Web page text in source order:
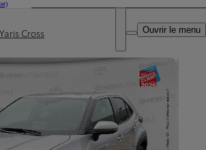
DEALER NAME
Ouvrir le menu
Cross